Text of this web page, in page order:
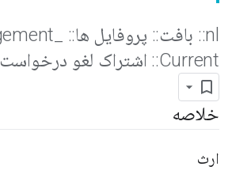
nl
:: بافت:: پروفایل ها::
Current
:: اشتراک لغو درخواست
خلاصه
ارث